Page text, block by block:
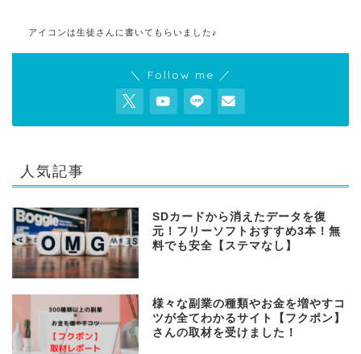
アイコンは生徒さんに書いてもらいました♪
＼ Follow me ／
人気記事
SDカードから消えたデータを復
元！フリーソフトおすすめ3本！無
料でも安全【ステマなし】
様々な副業の種類やお金を増やすコ
ツが全てわかるサイト【フクポン】
さんの取材を受けました！